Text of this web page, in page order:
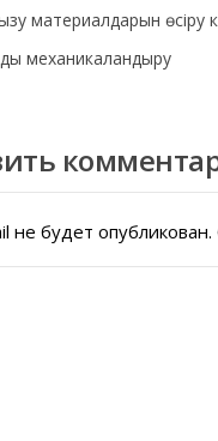
материалдарын өсіру
механикаландыру
не будет опубликован.